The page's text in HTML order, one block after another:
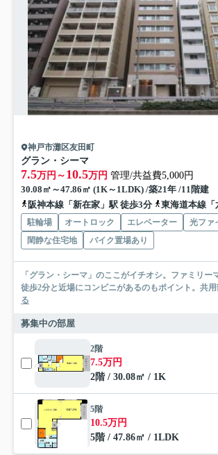
神戸市灘区友田町
グラン・シーマ
7.5万円～ 10.5万円 管理/共益費5,000円
30.08㎡～47.86㎡ (1K～1LDK) /築21年 /11階建
阪神本線「新在家」駅 徒歩3分
東海道本線「
駐輪場 オートロック エレベーター
光ファ
閑静な住宅地
バイク置場あり
「グラン・シーマ」のここがイチオシ。ファミリー
徒歩2分と近場にコンビニがあるのもポイント。共
る
募集中の部屋
2階
7.5万円
2階 / 30.08㎡ / 1K
5階
10.5万円
5階 / 47.86㎡ / 1LDK